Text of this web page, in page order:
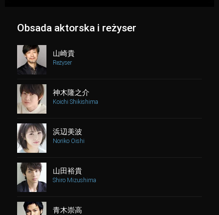
Obsada aktorska i reżyser
山崎貴
Reżyser
神木隆之介
Koichi Shikishima
浜辺美波
Noriko Oishi
山田裕貴
Shiro Mizushima
青木崇高